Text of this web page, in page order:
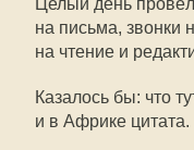
Целый день
на письма,
на чтение и
Казалось бы: что
и в Африке цитата.